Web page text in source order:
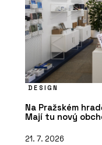
DESIGN
Na Pražském
Mají tu nový
21. 7. 2026